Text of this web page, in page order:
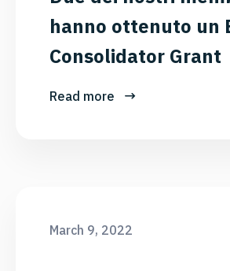
hanno ottenuto un
Consolidator Grant
Read more
March 9, 2022